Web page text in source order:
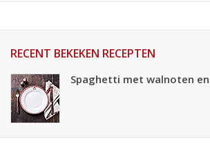
RECENT BEKEKEN RECEPTEN
Spaghetti met walnoten